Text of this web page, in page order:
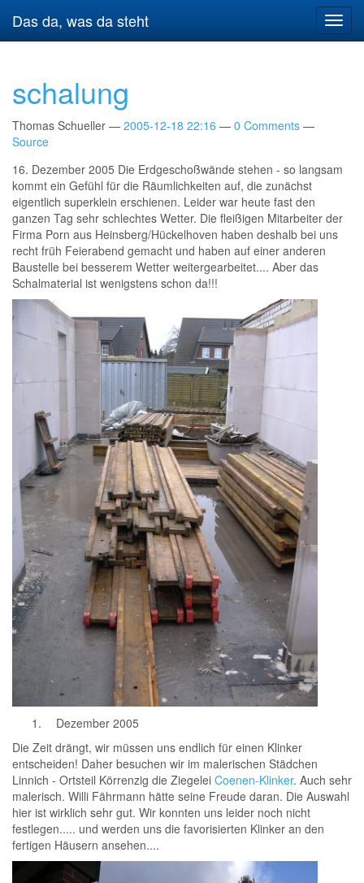
zum
Hauptinhalt
Das da, was da steht
schalung
Thomas Schueller 2005-12-18 22:16
0 Comments
Source
16. Dezember 2005 Die Erdgeschoßwände stehen - so langsam
kommt ein Gefühl für die Räumlichkeiten auf, die zunächst
eigentlich superklein erschienen. Leider war heute fast den
ganzen Tag sehr schlechtes Wetter. Die fleißigen Mitarbeiter der
Firma Porn aus Heinsberg/Hückelhoven haben deshalb bei uns
recht früh Feierabend gemacht und haben auf einer anderen
Baustelle bei besserem Wetter weitergearbeitet.... Aber das
Schalmaterial ist wenigstens schon da!!!
Dezember 2005
Die Zeit drängt, wir müssen uns endlich für einen Klinker
entscheiden! Daher besuchen wir im malerischen Städchen
Linnich - Ortsteil Körrenzig die Ziegelei Coenen-Klinker. Auch sehr
malerisch. Willi Fährmann hätte seine Freude daran. Die Auswahl
hier ist wirklich sehr gut. Wir konnten uns leider noch nicht
festlegen..... und werden uns die favorisierten Klinker an den
fertigen Häusern ansehen....